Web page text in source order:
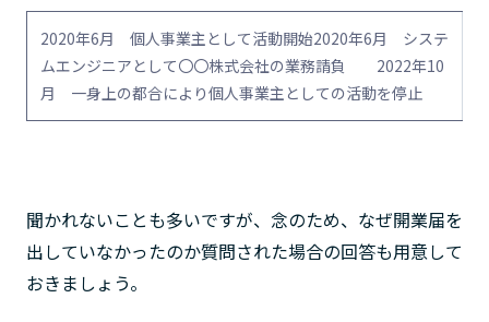
2020年6月 個人事業主として活動開始2020年6月 システ
ムエンジニアとして〇〇株式会社の業務請負 2022年10
月 一身上の都合により個人事業主としての活動を停止
聞かれないことも多いですが、念のため、なぜ開業届を
出していなかったのか質問された場合の回答も用意して
おきましょう。